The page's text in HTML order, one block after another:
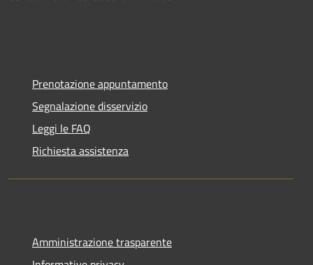
Prenotazione appuntamento
Segnalazione disservizio
Leggi le FAQ
Richiesta assistenza
Amministrazione trasparente